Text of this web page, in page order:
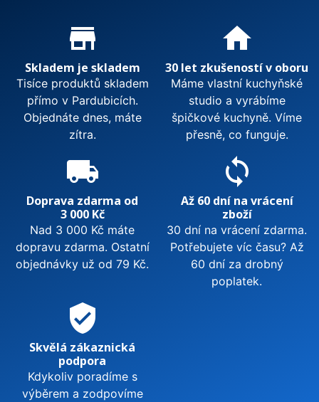
Proč nakupovat u nás?
store_mall_directory
Skladem je skladem
Tisíce produktů skladem
přímo v Pardubicích.
Objednáte dnes, máte
zítra.
home
30 let zkušeností v oboru
Máme vlastní kuchyňské
studio a vyrábíme
špičkové kuchyně. Víme
přesně, co funguje.
local_shipping
Doprava zdarma od
3 000 Kč
Nad 3 000 Kč máte
dopravu zdarma. Ostatní
objednávky už od 79 Kč.
sync
Až 60 dní na vrácení
zboží
30 dní na vrácení zdarma.
Potřebujete víc času? Až
60 dní za drobný
poplatek.
verified_user
Skvělá zákaznická
podpora
Kdykoliv poradíme s
výběrem a zodpovíme